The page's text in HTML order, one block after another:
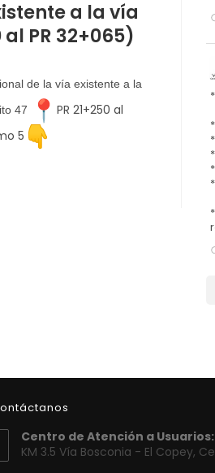
a la vía
al PR 32+065)
de la vía existente a la
47
PR 21+250 al
5
*
*
Centro de Atención a Usuarios:
KM 3.5 Vía Bosconia - El Copey,